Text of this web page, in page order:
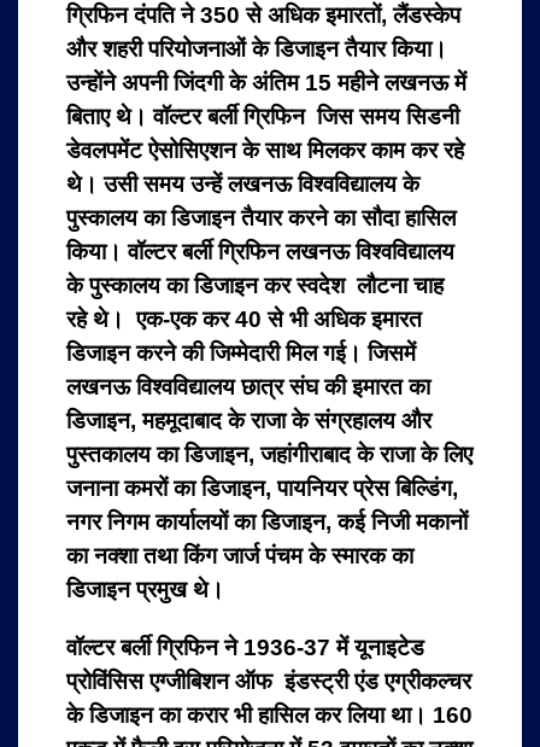
ग्रिफिन दंपति ने 350 से अधिक इमारतों, लैंडस्केप
और शहरी परियोजनाओं के डिजाइन तैयार किया।
उन्होंने अपनी जिंदगी के अंतिम 15 महीने लखनऊ में
बिताए थे। वॉल्टर बर्ली ग्रिफिन जिस समय सिडनी
डेवलपमेंट ऐसोसिएशन के साथ मिलकर काम कर रहे
थे। उसी समय उन्हें लखनऊ विश्वविद्यालय के
पुस्कालय का डिजाइन तैयार करने का सौदा हासिल
किया। वॉल्टर बर्ली ग्रिफिन लखनऊ विश्वविद्यालय
के पुस्कालय का डिजाइन कर स्वदेश लौटना चाह
रहे थे। एक-एक कर 40 से भी अधिक इमारत
डिजाइन करने की जिम्मेदारी मिल गई। जिसमें
लखनऊ विश्वविद्यालय छात्र संघ की इमारत का
डिजाइन, महमूदाबाद के राजा के संग्रहालय और
पुस्तकालय का डिजाइन, जहांगीराबाद के राजा के लिए
जनाना कमरों का डिजाइन, पायनियर प्रेस बिल्डिंग,
नगर निगम कार्यालयों का डिजाइन, कई निजी मकानों
का नक्शा तथा किंग जार्ज पंचम के स्मारक का
डिजाइन प्रमुख थे।
वॉल्टर बर्ली ग्रिफिन ने 1936-37 में यूनाइटेड
प्रोविंसिस एग्जीबिशन ऑफ इंडस्ट्री एंड एग्रीकल्चर
के डिजाइन का करार भी हासिल कर लिया था। 160